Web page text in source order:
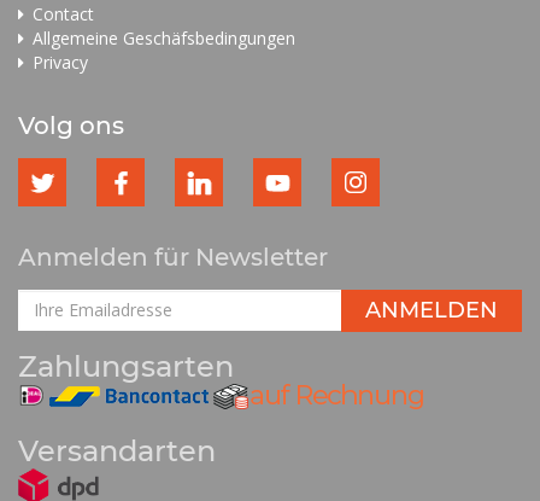
Contact
Allgemeine Geschäfsbedingungen
Privacy
Volg ons
Anmelden für Newsletter
Zahlungsarten
Versandarten